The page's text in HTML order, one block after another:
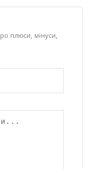
плюси, мінуси,